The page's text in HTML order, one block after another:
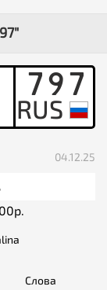
797
04.12.25
Слова